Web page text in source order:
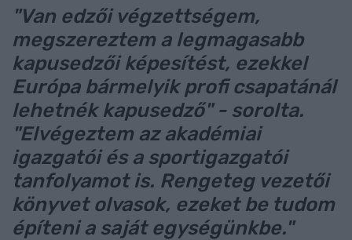
"Van edzői végzettségem,
megszereztem a legmagasabb
kapusedzői képesítést, ezekkel
Európa bármelyik profi csapatánál
lehetnék kapusedző" - sorolta.
"Elvégeztem az akadémiai
igazgatói és a sportigazgatói
tanfolyamot is. Rengeteg vezetői
könyvet olvasok, ezeket be tudom
építeni a saját egységünkbe."